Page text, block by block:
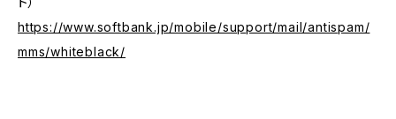
https://www.softbank.jp/mobile/support/mail/antispam/
mms/whiteblack/